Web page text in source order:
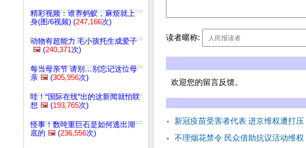
精彩视频：谁养蚂蚁，麻烦就上
身(图/6视频) (247,166次)
动物有超能力 毛小孩托生成爱子
🖼️ (240,371次)
每当母亲节 请别…别忘记这位母
亲 🖼️ (305,956次)
哇！“国际在线”出的这新闻就怕联
想 🖼️ (193,765次)
怪事！数吨重巨石是如何逃出湖
底的 🖼️ (236,556次)
读者暱称:
欢迎您的留言反馈。
新冠疫苗受害者代表 进京维权遭打压
不理烟花禁令 民众借助抗议活动维权